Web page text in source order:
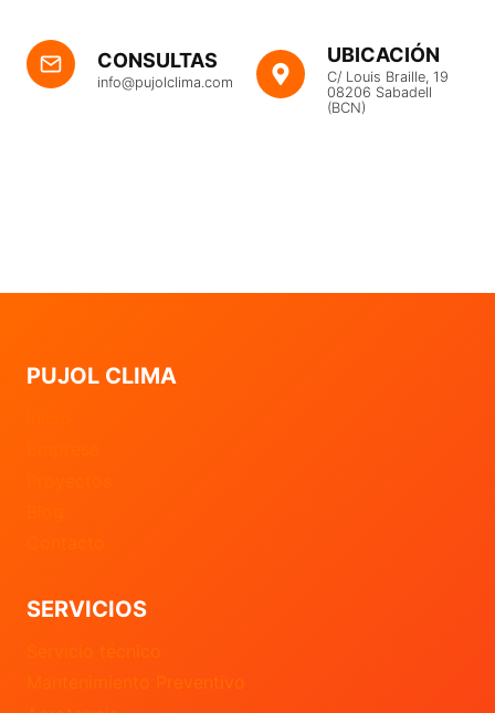
CONSULTAS
info@pujolclima.com
UBICACIÓN
C/ Louis Braille, 19
08206 Sabadell
(BCN)
PUJOL CLIMA
SERVICIOS
Mantenimiento Preventivo